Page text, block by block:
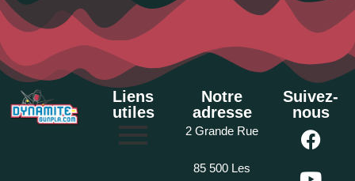
Liens
utiles
Notre
adresse
2 Grande Rue
85 500 Les
Suivez-
nous